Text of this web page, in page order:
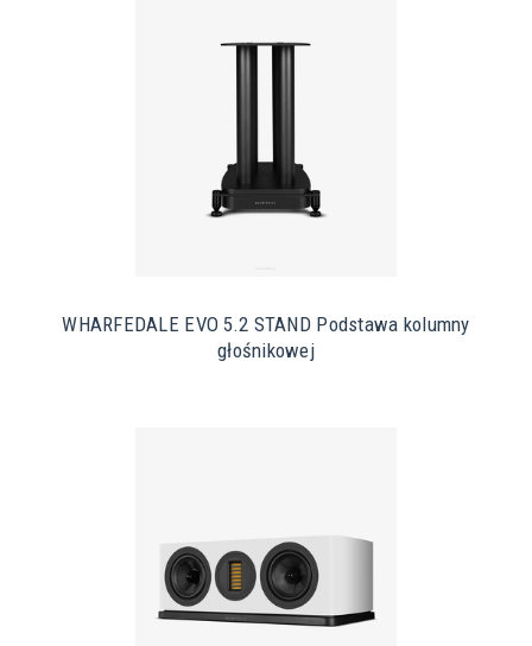
WHARFEDALE EVO 5.2 STAND Podstawa kolumny
głośnikowej